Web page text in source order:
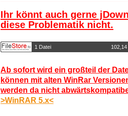
Ihr könnt auch gerne
diese Problematik nicht.
1 Datei
Ab sofort wird ein großteil der
können mit alten WinRar
werden da nicht
>WinRAR 5.x<